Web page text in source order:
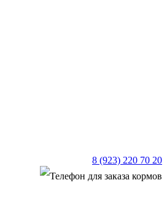
8 (923) 220 70 20